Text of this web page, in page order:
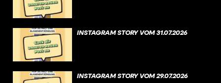
INSTAGRAM STORY VOM 31.07.2026
INSTAGRAM STORY VOM 29.07.2026